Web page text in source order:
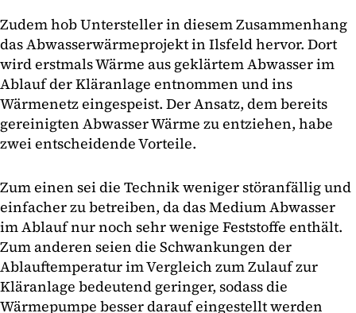
Zudem hob Untersteller in diesem Zusammenhang
das Abwasserwärmeprojekt in Ilsfeld hervor. Dort
wird erstmals Wärme aus geklärtem Abwasser im
Ablauf der Kläranlage entnommen und ins
Wärmenetz eingespeist. Der Ansatz, dem bereits
gereinigten Abwasser Wärme zu entziehen, habe
zwei entscheidende Vorteile.
Zum einen sei die Technik weniger störanfällig und
einfacher zu betreiben, da das Medium Abwasser
im Ablauf nur noch sehr wenige Feststoffe enthält.
Zum anderen seien die Schwankungen der
Ablauftemperatur im Vergleich zum Zulauf zur
Kläranlage bedeutend geringer, sodass die
Wärmepumpe besser darauf eingestellt werden